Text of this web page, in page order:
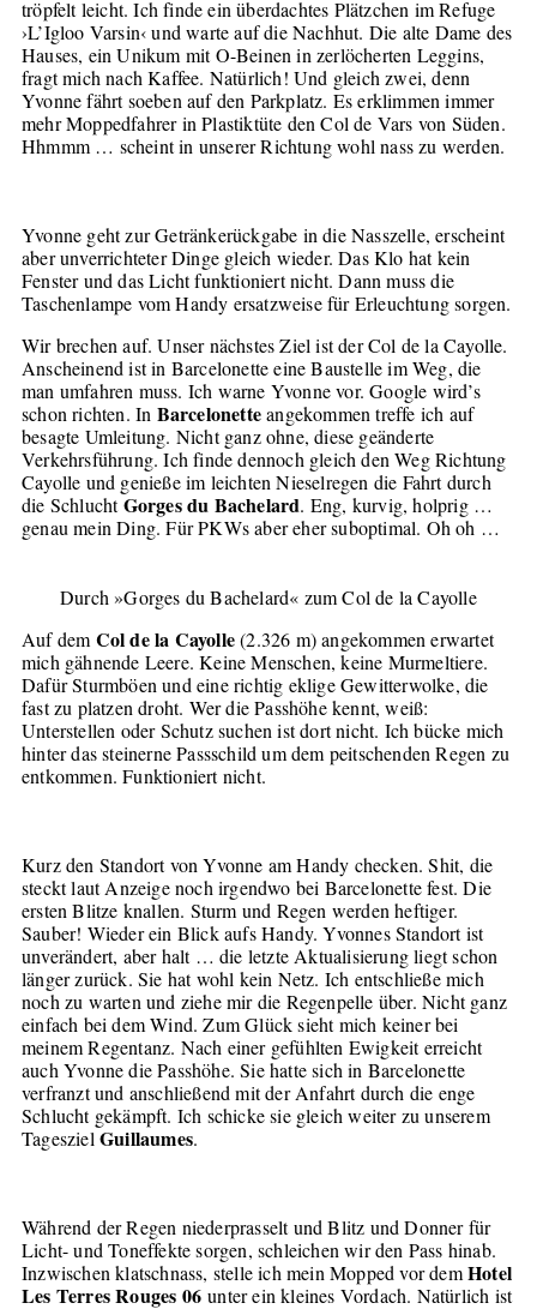
tröpfelt leicht. Ich finde ein überdachtes Plätzchen im Refuge
›L’Igloo Varsin‹ und warte auf die Nachhut. Die alte Dame des
Hauses, ein Unikum mit O-Beinen in zerlöcherten Leggins,
fragt mich nach Kaffee. Natürlich! Und gleich zwei, denn
Yvonne fährt soeben auf den Parkplatz. Es erklimmen immer
mehr Moppedfahrer in Plastiktüte den Col de Vars von Süden.
Hhmmm … scheint in unserer Richtung wohl nass zu werden.
Yvonne geht zur Getränkerückgabe in die Nasszelle, erscheint
aber unverrichteter Dinge gleich wieder. Das Klo hat kein
Fenster und das Licht funktioniert nicht. Dann muss die
Taschenlampe vom Handy ersatzweise für Erleuchtung sorgen.
Wir brechen auf. Unser nächstes Ziel ist der Col de la Cayolle.
Anscheinend ist in Barcelonette eine Baustelle im Weg, die
man umfahren muss. Ich warne Yvonne vor. Google wird’s
schon richten. In Barcelonetteangekommen treffe ich auf
besagte Umleitung. Nicht ganz ohne, diese geänderte
Verkehrsführung. Ich finde dennoch gleich den Weg Richtung
Cayolle und genieße im leichten Nieselregen die Fahrt durch
die SchluchtGorges du Bachelard. Eng, kurvig, holprig …
genau mein Ding. Für PKWs aber eher suboptimal. Oh oh …
Durch »Gorges du Bachelard« zum Col de la Cayolle
Auf demCol de la Cayolle(2.326 m) angekommen erwartet
mich gähnende Leere. Keine Menschen, keine Murmeltiere.
Dafür Sturmböen und eine richtig eklige Gewitterwolke, die
fast zu platzen droht. Wer die Passhöhe kennt, weiß:
Unterstellen oder Schutz suchen ist dort nicht. Ich bücke mich
hinter das steinerne Passschild um dem peitschenden Regen zu
entkommen. Funktioniert nicht.
Kurz den Standort von Yvonne am Handy checken. Shit, die
steckt laut Anzeige noch irgendwo bei Barcelonette fest. Die
ersten Blitze knallen. Sturm und Regen werden heftiger.
Sauber! Wieder ein Blick aufs Handy. Yvonnes Standort ist
unverändert, aber halt … die letzte Aktualisierung liegt schon
länger zurück. Sie hat wohl kein Netz. Ich entschließe mich
noch zu warten und ziehe mir die Regenpelle über. Nicht ganz
einfach bei dem Wind. Zum Glück sieht mich keiner bei
meinem Regentanz. Nach einer gefühlten Ewigkeit erreicht
auch Yvonne die Passhöhe. Sie hatte sich in Barcelonette
verfranzt und anschließend mit der Anfahrt durch die enge
Schlucht gekämpft. Ich schicke sie gleich weiter zu unserem
TageszielGuillaumes.
Während der Regen niederprasselt und Blitz und Donner für
Licht- und Toneffekte sorgen, schleichen wir den Pass hinab.
Inzwischen klatschnass, stelle ich mein Mopped vor demHotel
Les Terres Rouges 06 unter ein kleines Vordach. Natürlich ist